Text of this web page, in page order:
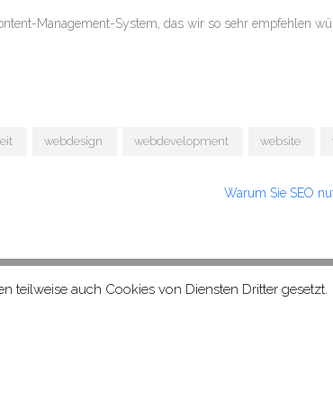
Management-System, das wir so sehr empfehlen
webdesign webdevelopment website
Warum Sie SEO
teilweise auch Cookies von Diensten Dritter gesetzt.